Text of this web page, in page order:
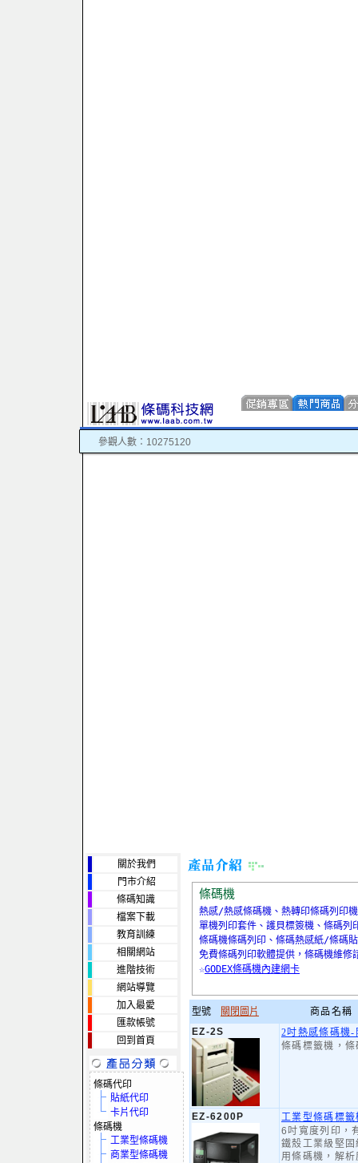
參觀人數：10275120
關於我們
門市介紹
條碼知識
檔案下載
教育訓練
相關網站
進階技術
網站導覽
加入最愛
匯款帳號
回到首頁
條碼代印
貼紙代印
卡片代印
條碼機
工業型條碼機
商業型條碼機
條碼機
熱感/熱感條碼機、熱轉印條碼列印
單機列印套件、護貝標簽機、條碼列
條碼機條碼列印、條碼熱感紙/條碼
免費條碼列印軟體提供，條碼機維修
☆GODEX條碼機內建網卡
型號 關閉圖片
商品名稱
EZ-2S
2吋熱感條碼機-
條碼標籤機，
EZ-6200P
工業型條碼標
6吋寬度列印，
鐵殼工業級堅
用條碼機，解